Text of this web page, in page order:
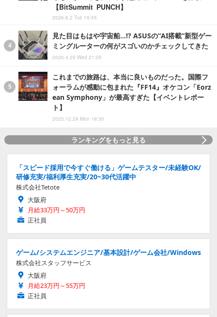
【BitSummit PUNCH】
2026.6.2 Tue 19:45
見た目はもはや宇宙船…!? ASUSの“AI搭載”新型ゲー
ミングルーターの何がスゴいのかチェックしてきた
2026.4.29 Wed 21:00
これまでの旅路は、本当に良いものだった。国際フ
ォーラムが感動に包まれた『FF14』オケコン「Eorz
ean Symphony」が最高すぎた【イベントレポー
ト】
2025.12.29 Mon 19:30
ランキングをもっと見る
「スピード採用で今すぐ働ける」ゲームテスター/未経験OK/
研修充実/福利厚生充実/20~30代活躍中
株式会社Tetote
大阪府
月給33万円～50万円
正社員
ゲーム/システムエンジニア/基本設計/ゲーム会社/Windows
株式会社スタッフサービス
大阪府
月給23万円～55万円
正社員